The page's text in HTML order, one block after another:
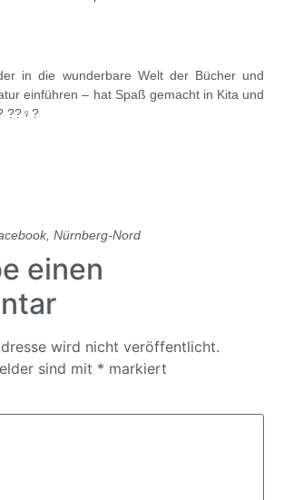
in die wunderbare Welt der Bücher und
einführen – hat Spaß gemacht in Kita und
??‍♀️?
,Nürnberg-Nord
einen
wird nicht veröffentlicht.
sind mit * markiert